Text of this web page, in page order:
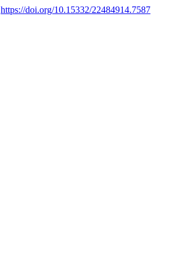
https://doi.org/10.15332/22484914.7587